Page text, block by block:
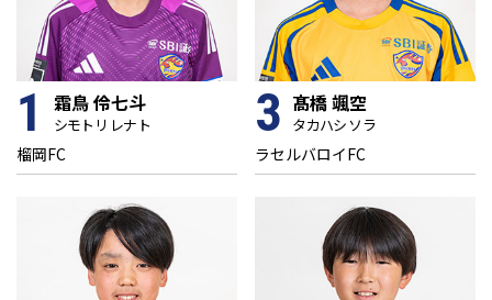
霜鳥 伶七斗
シモトリ レナト
1
榴岡FC
髙橋 颯空
タカハシ ソラ
3
ラセルバロイFC